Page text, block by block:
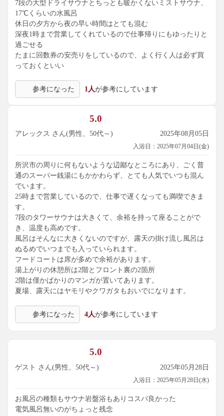
7段の大型ドライサウナとちっとも暖かくないミストサウナ、
17℃くらいの水風呂
休日の夕方から夜の早い時間はとても混む
深夜1時まで営業してくれているので仕事帰りにもゆったりと
過ごせる
たまに回数券の安売りをしているので、よく行く人は必ず買
っておくといい
参考になった 1人が参考にしています
5.0
アレックス さん(男性、50代～) 2025年08月05日
入浴日：2025年07月04日(金)
所沢市の周りに何もないような辺鄙なところにあり、ごく普
通のスーパー銭湯にもかかわらず、とても人気でいつも混ん
でいます。
25時まで営業しているので、仕事で遅くなっても満喫できま
す。
7段のタワーサウナは大きくて、余裕を持って座ることがで
き、温度も高めです。
風呂はそんなに大きくないのですが、露天の掛け流し風呂は
ぬるめでいつまでも入っていられます。
フードコートは席が多めで余裕があります。
湯上がりの休憩所は2階とフロント裏の2箇所
2階は僅かばかりのマンガが置いてあります。
夏場、露天にはヤモリやクワガタもおいでになります。
参考になった 4人が参考にしています
5.0
ゲスト さん(男性、50代～) 2025年05月28日
入浴日：2025年05月28日(水)
お風呂の種類もサウナ岩盤浴もありコスパ良かった
電気風呂無いのがちょっと残念